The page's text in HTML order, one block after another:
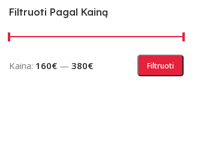
Filtruoti Pagal Kainą
Filtruoti
Kaina: 160€ — 380€